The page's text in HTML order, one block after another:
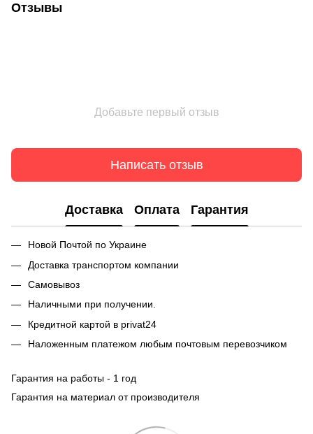
Отзывы
Добавьте первый отзыв
Написать отзыв
Доставка Оплата Гарантия
Новой Почтой по Украине
Доставка транспортом компании
Самовывоз
Наличными при получении.
Кредитной картой в privat24
Наложенным платежом любым почтовым перевозчиком
Гарантия на работы - 1 год
Гарантия на материал от производителя